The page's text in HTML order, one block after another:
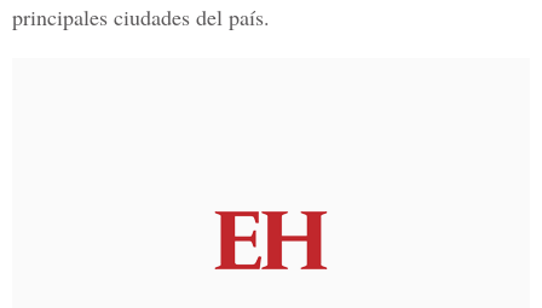
principales ciudades del país.